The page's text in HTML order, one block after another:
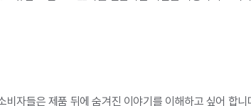
자들은 제품 뒤에 숨겨진 이야기를 이해하고 싶어 합니